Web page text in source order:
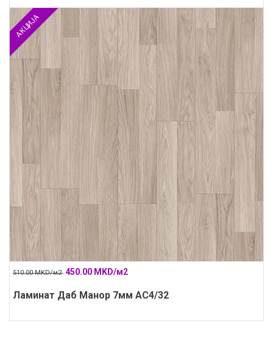
АКЦИЈА
510.00 MKD/м2 450.00 MKD/м2
Ламинат Даб Манор 7мм АС4/32